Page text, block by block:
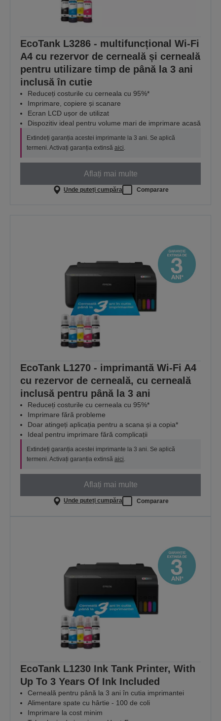
EcoTank L3286 - multifuncțional Wi-Fi
A4 cu rezervor de cerneală și cerneală
pentru utilizare timp de până la 3 ani
inclusă în cutie
Reduceți costurile cu cerneala cu 95%*
Imprimare, copiere și scanare
Ecran LCD ușor de utilizat
Dispozitiv ideal pentru volume mari de imprimare acasă
Extindeți garanția acestei imprimante la 3 ani. Se aplică
termeni. Activați garanția extinsă aici.
Aflați mai multe
Unde puteți cumpăra Comparare
EcoTank L1270 - imprimantă Wi-Fi A4
cu rezervor de cerneală, cu cerneală
inclusă pentru până la 3 ani
Reduceți costurile cu cerneala cu 95%*
Imprimare fără probleme
Doar atingeți aplicația pentru a scana și a copia*
Ideal pentru imprimare fără complicații
Extindeți garanția acestei imprimante la 3 ani. Se aplică
termeni. Activați garanția extinsă aici
Aflați mai multe
Unde puteți cumpăra Comparare
EcoTank L1230 Ink Tank Printer, With
Up To 3 Years Of Ink Included
Cerneală pentru până la 3 ani în cutia imprimantei
Alimentare spate cu hârtie - 100 de coli
Imprimare la cost minim